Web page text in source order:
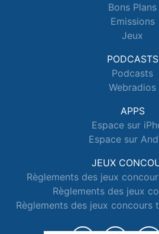
Bons Plans
Emissions
Jeux
PODCASTS
Podcasts
Webradios
APPS
Espace sur
Espace sur
JEUX
Règlements des jeux
Règlements des jeux
Règlements des jeux concours